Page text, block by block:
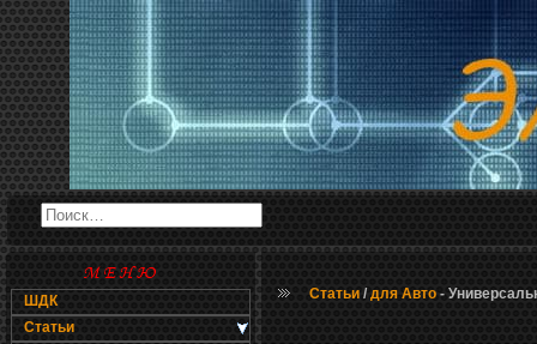
ШДК
Статьи
Статьи /для Авто -